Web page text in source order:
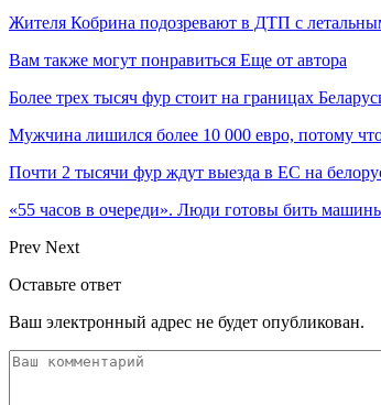
Жителя Кобрина подозревают в ДТП с
Вам также могут понравиться Еще от автора
Более трех тысяч фур стоит на границах
Мужчина лишился более 10 000 евро, потому
Почти 2 тысячи фур ждут выезда в ЕС на
«55 часов в очереди». Люди готовы бить
Prev Next
Оставьте ответ
Ваш электронный адрес не будет опубликован.